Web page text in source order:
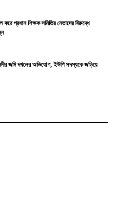
করে প্রধান শিক্ষক সমিতির নেতাদের বিরুদ্ধে
জমি দখলের অভিযোগ, ইউপি সদস্যকে জড়িয়ে